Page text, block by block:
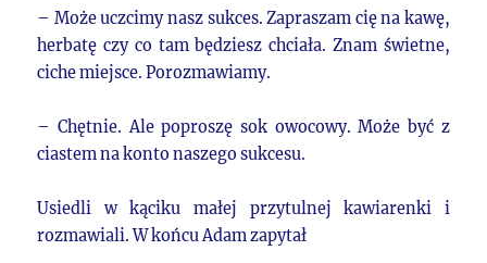
– Może uczcimy nasz sukces. Zapraszam cię na kawę,
herbatę czy co tam będziesz chciała. Znam świetne,
ciche miejsce. Porozmawiamy.
– Chętnie. Ale poproszę sok owocowy. Może być z
ciastem na konto naszego sukcesu.
Usiedli w kąciku małej przytulnej kawiarenki i
rozmawiali. W końcu Adam zapytał